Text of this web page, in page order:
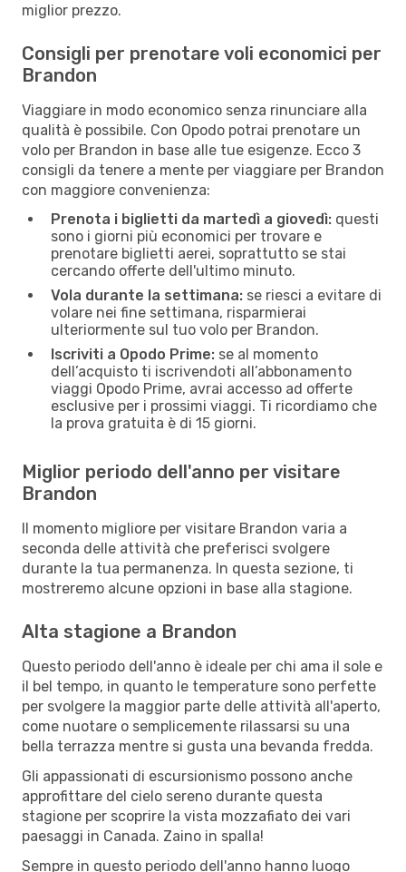
miglior prezzo.
Consigli per prenotare voli economici per
Brandon
Viaggiare in modo economico senza rinunciare alla
qualità è possibile. Con Opodo potrai prenotare un
volo per Brandon in base alle tue esigenze. Ecco 3
consigli da tenere a mente per viaggiare per Brandon
con maggiore convenienza:
Prenota i biglietti da martedì a giovedì: questi
sono i giorni più economici per trovare e
prenotare biglietti aerei, soprattutto se stai
cercando offerte dell'ultimo minuto.
Vola durante la settimana: se riesci a evitare di
volare nei fine settimana, risparmierai
ulteriormente sul tuo volo per Brandon.
Iscriviti a Opodo Prime: se al momento
dell’acquisto ti iscrivendoti all’abbonamento
viaggi Opodo Prime, avrai accesso ad offerte
esclusive per i prossimi viaggi. Ti ricordiamo che
la prova gratuita è di 15 giorni.
Miglior periodo dell'anno per visitare
Brandon
Il momento migliore per visitare Brandon varia a
seconda delle attività che preferisci svolgere
durante la tua permanenza. In questa sezione, ti
mostreremo alcune opzioni in base alla stagione.
Alta stagione a Brandon
Questo periodo dell'anno è ideale per chi ama il sole e
il bel tempo, in quanto le temperature sono perfette
per svolgere la maggior parte delle attività all'aperto,
come nuotare o semplicemente rilassarsi su una
bella terrazza mentre si gusta una bevanda fredda.
Gli appassionati di escursionismo possono anche
approfittare del cielo sereno durante questa
stagione per scoprire la vista mozzafiato dei vari
paesaggi in Canada. Zaino in spalla!
Sempre in questo periodo dell'anno hanno luogo